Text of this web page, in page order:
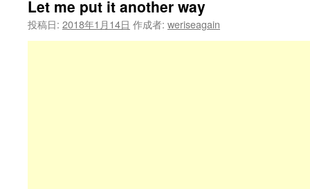
Let me put it another way
投稿日: 2018年1月14日 作成者: weriseagain